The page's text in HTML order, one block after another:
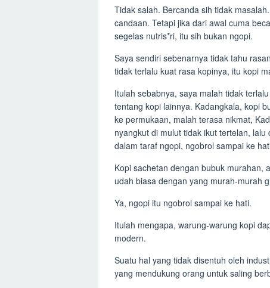
Tidak salah. Bercanda sih tidak
candaan. Tetapi jika dari awal cuma
segelas nutris*ri, itu sih bukan ngopi.
Saya sendiri sebenarnya tidak tahu
tidak terlalu kuat rasa kopinya, itu kopi
Itulah sebabnya, saya malah tidak
tentang kopi lainnya. Kadangkala, kopi
ke permukaan, malah terasa nikmat,
nyangkut di mulut tidak ikut tertelan,
dalam taraf ngopi, ngobrol sampai ke
Kopi sachetan dengan bubuk murahan,
udah biasa dengan yang murah-murah
Ya, ngopi itu ngobrol sampai ke hati.
Itulah mengapa, warung-warung kopi
modern.
Suatu hal yang tidak disentuh oleh
yang mendukung orang untuk saling